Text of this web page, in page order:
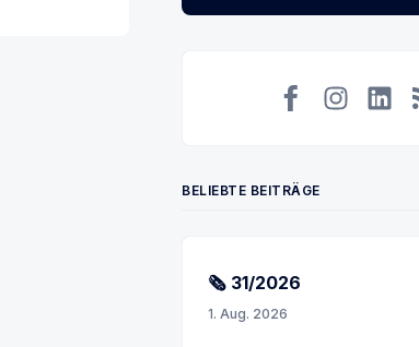
BELIEBTE BEITRÄGE
🗞 31/2026
1. Aug. 2026